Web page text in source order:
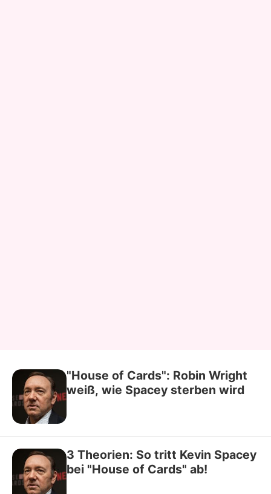
"House of Cards": Robin Wright
weiß, wie Spacey sterben wird
3 Theorien: So tritt Kevin Spacey
bei "House of Cards" ab!